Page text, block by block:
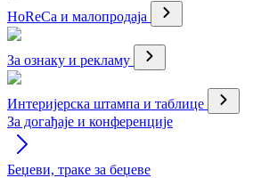
HoReCa и малопродаја
За ознаку и рекламу
Интеријерска штампа и таблице
За догађаје и конференције
Беџеви, траке за беџеве